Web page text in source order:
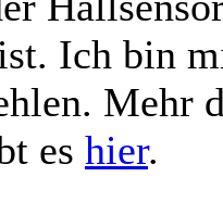
Ich bin
Mehr
es hier.